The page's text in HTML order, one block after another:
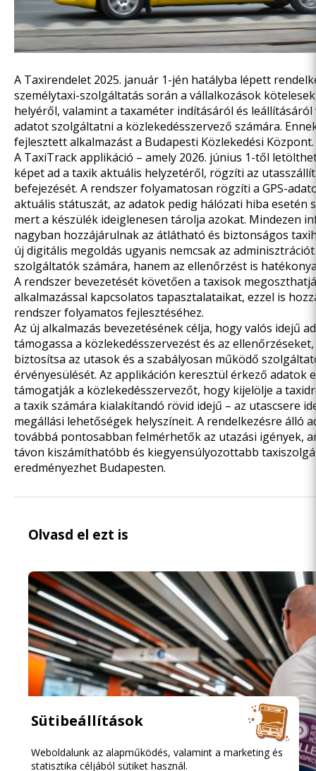
A Taxirendelet 2025. január 1-jén hatályba lépett
személytaxi-szolgáltatás során a vállalkozások
helyéről, valamint a taxaméter indításáról és leállításáról
adatot szolgáltatni a közlekedésszervező számára.
fejlesztett alkalmazást a Budapesti Közlekedési Központ.
A TaxiTrack applikáció – amely 2026. június 1-től
képet ad a taxik aktuális helyzetéről, rögzíti az
befejezését. A rendszer folyamatosan rögzíti a GPS-
aktuális státuszát, az adatok pedig hálózati hiba esetén
mert a készülék ideiglenesen tárolja azokat. Mindezen
nagyban hozzájárulnak az átlátható és biztonságos
új digitális megoldás ugyanis nemcsak az
szolgáltatók számára, hanem az ellenőrzést is
A rendszer bevezetését követően a taxisok
alkalmazással kapcsolatos tapasztalataikat, ezzel is
rendszer folyamatos fejlesztéséhez.
Az új alkalmazás bevezetésének célja, hogy valós idejű
támogassa a közlekedésszervezést és az
biztosítsa az utasok és a szabályosan működő
érvényesülését. Az applikáción keresztül érkező adatok
támogatják a közlekedésszervezőt, hogy kijelölje a
a taxik számára kialakítandó rövid idejű – az utascsere
megállási lehetőségek helyszíneit. A rendelkezésre álló
továbbá pontosabban felmérhetők az utazási igények,
távon kiszámíthatóbb és kiegyensúlyozottabb
eredményezhet Budapesten.
Olvasd el ezt is
Sütibeállítások
Weboldalunk az alapműködés, valamint a marketing és
statisztika céljából sütiket használ.